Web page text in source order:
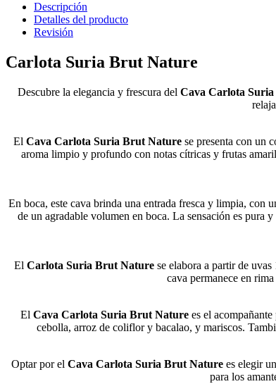
Descripción
Detalles del producto
Revisión
Carlota Suria Brut Nature
Descubre la elegancia y frescura del Cava Carlota
El Cava Carlota Suria Brut Naturese presenta con un
aroma limpio y profundo con notas cítricas y frutas
En boca, este cava brinda una entrada fresca y limpia, con
de un agradable volumen en boca. La sensación es pura
El Carlota Suria Brut Naturese elabora a partir de uvas
cava permanece en
El Cava Carlota Suria Brut Nature es el
cebolla, arroz de coliflor y bacalao, y mariscos.
Optar por el Cava Carlota Suria Brut Nature es elegir
para los